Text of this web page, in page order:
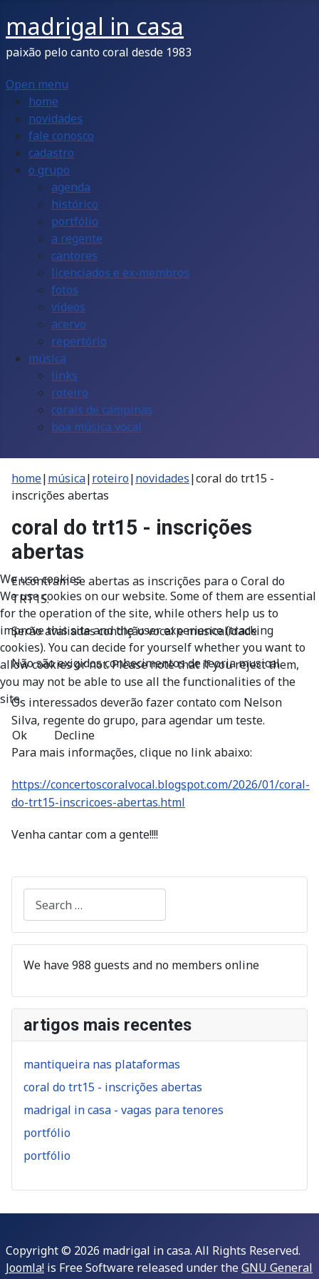
madrigal in casa
paixão pelo canto coral desde 1983
Open menu
home
novidades
fale conosco
cadastro
o grupo
agenda
histórico
portfólio
a regente
cantores
licenciados e ex-membros
fotos
vídeos
acervo
repertório
música
links
roteiro
corais de campinas
boa música vocal
home|música|roteiro|novidades|coral do trt15 -
inscrições abertas
coral do trt15 - inscrições
abertas
Encontram-se abertas as inscrições para o Coral do
TRT15.
Serão avaliadas condição vocal e musicalidade.
Não são exigidos conhecimentos de teoria musical.
Os interessados deverão fazer contato com Nelson
Silva, regente do grupo, para agendar um teste.
Para mais informações, clique no link abaixo:
https://concertoscoralvocal.blogspot.com/2026/01/coral-
do-trt15-inscricoes-abertas.html
Venha cantar com a gente!!!!
We have 988 guests and no members online
artigos mais recentes
mantiqueira nas plataformas
coral do trt15 - inscrições abertas
madrigal in casa - vagas para tenores
portfólio
portfólio
Copyright © 2026 madrigal in casa. All Rights Reserved.
Joomla! is Free Software released under theGNU General
We use cookies
We use cookies on our website. Some of them are essential
for the operation of the site, while others help us to
improve this site and the user experience (tracking
cookies). You can decide for yourself whether you want to
allow cookies or not. Please note that if you reject them,
you may not be able to use all the functionalities of the
site.
Ok Decline